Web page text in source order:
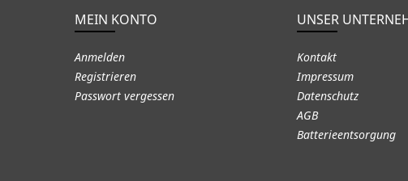
MEIN KONTO
Anmelden
Registrieren
Passwort vergessen
UNSER
Kontakt
Impressum
Datenschutz
AGB
Batterieentsorgung